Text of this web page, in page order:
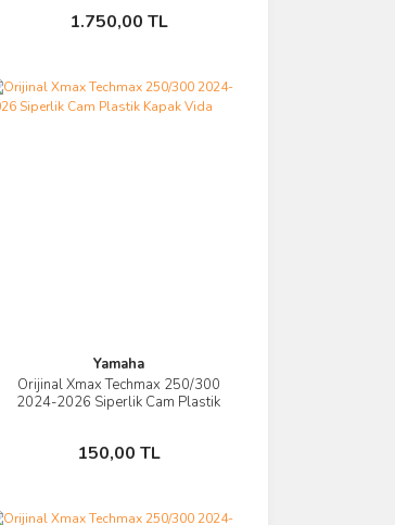
1.750,00 TL
Sepete Ekle
Yamaha
Orijinal Xmax Techmax 250/300
2024-2026 Siperlik Cam Plastik
150,00 TL
İncele
Sepete Ekle